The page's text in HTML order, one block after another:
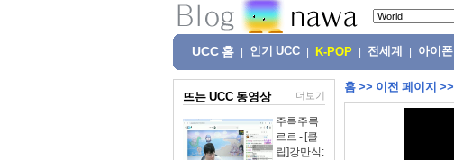
UCC 홈 인기 UCC K-POP 전세계 아이폰
뜨는 UCC 동영상 더보기
주륵주륵
르르 - [클
립]강만식:
홈 >> 이전 페이지 >>